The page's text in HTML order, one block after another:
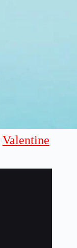
Valentine